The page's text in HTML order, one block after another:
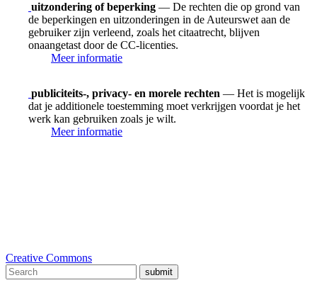
uitzondering of beperking — De rechten die op grond van
de beperkingen en uitzonderingen in de Auteurswet aan de
gebruiker zijn verleend, zoals het citaatrecht, blijven
onaangetast door de CC-licenties.
Meer informatie
publiciteits-, privacy- en morele rechten — Het is mogelijk
dat je additionele toestemming moet verkrijgen voordat je het
werk kan gebruiken zoals je wilt.
Meer informatie
Creative Commons
submit